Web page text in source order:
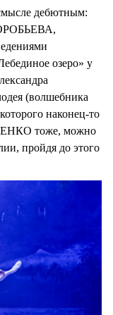
дебютным:
озеро» у
(волшебника
наконец-то
тоже, можно
пройдя до этого